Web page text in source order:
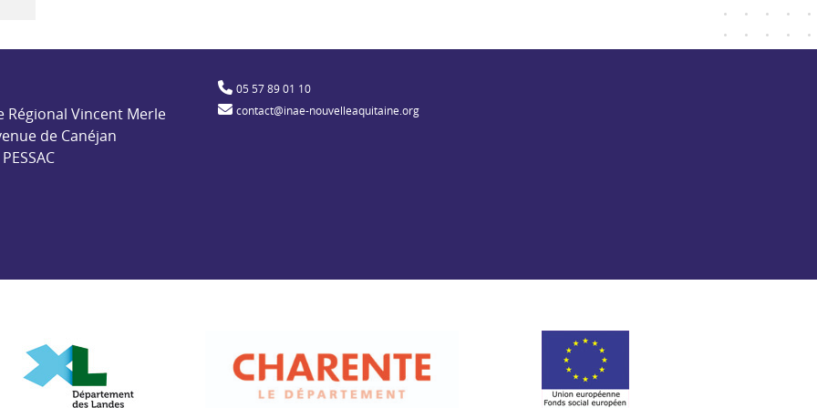
pour l'insertion par l'activité économique
Régional Vincent Merle
de Canéjan
05 57 89 01 10
contact@inae-nouvelleaquitaine.org
Département des Landes Département de la Charente Fonds social européen